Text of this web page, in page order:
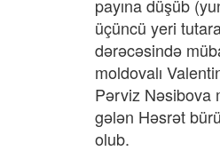
payına düşüb
üçüncü yeri
dərəcəsində
moldovalı
Pərviz Nəsibova
gələn Həsrət
olub.